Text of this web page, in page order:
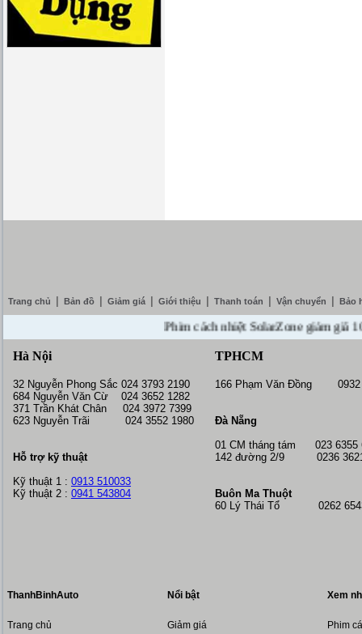
Trang chủ Bản đồ Giảm giá Giới thiệu Thanh toán Vận chuyển Bảo
Phim cách nhiệt SolarZone giảm giá
Hà Nội
32 Nguyễn Phong Sắc 024 3793 2190
684 Nguyễn Văn Cừ 024 3652 1282
371 Trần Khát Chân 024 3972 7399
623 Nguyễn Trãi 024 3552 1980
Hỗ trợ kỹ thuật
Kỹ thuật 1 : 0913 510033
Kỹ thuật 2 : 0941 543804
TPHCM
166 Phạm Văn Đồng 0932
Đà Nẵng
01 CM tháng tám 023 6355
142 đường 2/9 0236
Buôn Ma Thuột
60 Lý Thái Tổ 0262
ThanhBinhAuto
Trang chủ
Nổi bật
Giảm giá
Xem
Phim